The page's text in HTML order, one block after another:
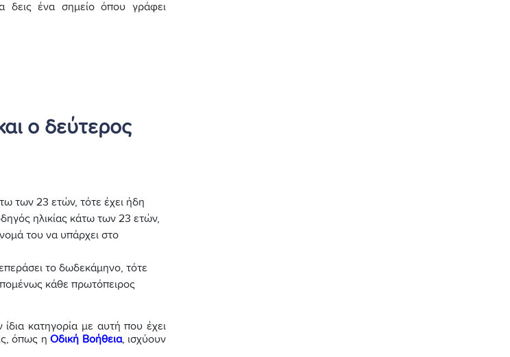
δεις ένα σημείο όπου γράφει
ο δεύτερος
των 23 ετών, τότε έχει ήδη
ηλικίας κάτω των 23 ετών,
του να υπάρχει στο
το δωδεκάμηνο, τότε
κάθε πρωτόπειρος
ίδια κατηγορία με αυτή που έχει
όπως η Οδική Βοήθεια, ισχύουν